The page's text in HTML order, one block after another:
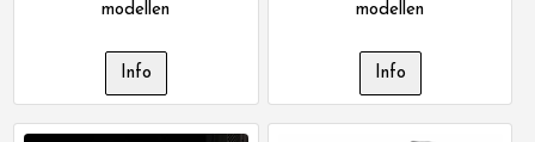
modellen
modellen